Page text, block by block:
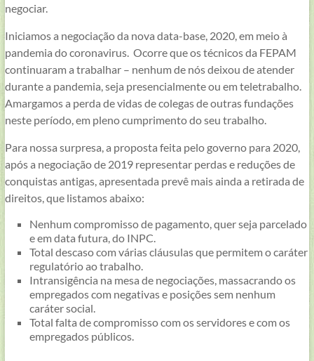
negociar.
Iniciamos a negociação da nova data-base, 2020, em meio à
pandemia do coronavirus. Ocorre que os técnicos da FEPAM
continuaram a trabalhar – nenhum de nós deixou de atender
durante a pandemia, seja presencialmente ou em teletrabalho.
Amargamos a perda de vidas de colegas de outras fundações
neste período, em pleno cumprimento do seu trabalho.
Para nossa surpresa, a proposta feita pelo governo para 2020,
após a negociação de 2019 representar perdas e reduções de
conquistas antigas, apresentada prevê mais ainda a retirada de
direitos, que listamos abaixo:
Nenhum compromisso de pagamento, quer seja parcelado
e em data futura, do INPC.
Total descaso com várias cláusulas que permitem o caráter
regulatório ao trabalho.
Intransigência na mesa de negociações, massacrando os
empregados com negativas e posições sem nenhum
caráter social.
Total falta de compromisso com os servidores e com os
empregados públicos.